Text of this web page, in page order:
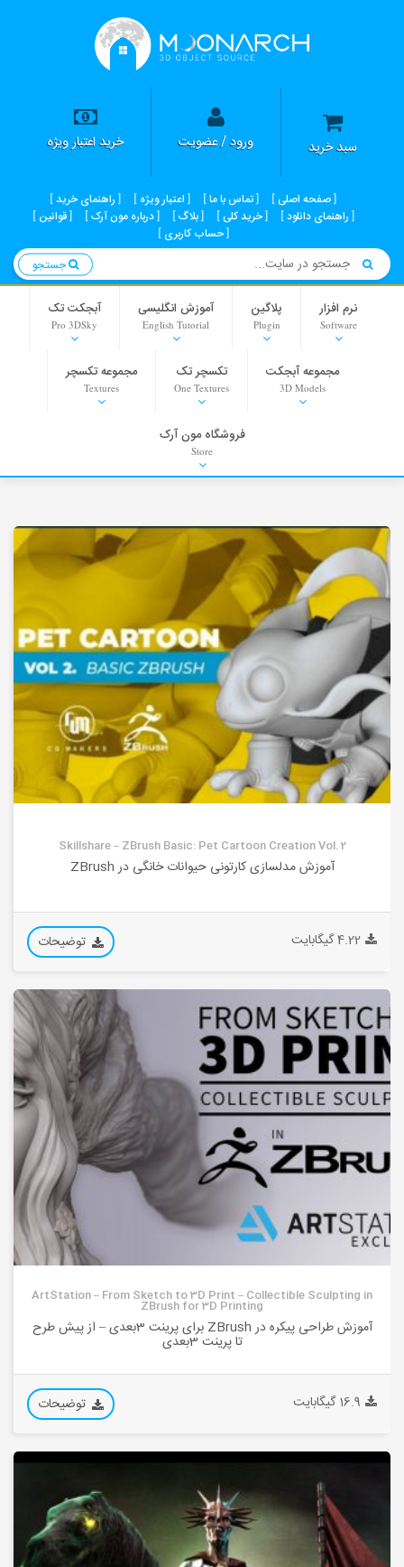
سبد خرید ورود / عضویت خرید اعتبار ویژه
صفحه اصلی تماس با ما اعتبار ویژه
راهنمای خرید
راهنمای دانلود
خرید کلی بلاگ درباره مون آرک
قوانین
حساب کاربری
نرم افزار
Software
پلاگین
Plugin
آموزش انگلیسی
English Tutorial
آبجکت تک
Pro 3DSky
مجموعه آبجکت
3D Models
تکسچر تک
One Textures
مجموعه تکسچر
Textures
PNG-PSD
Background
Stock Images
فروشگاه مون آرک
Store
Skillshare – ZBrush Basic: Pet Cartoon Creation Vol. 2
آموزش مدلسازی کارتونی حیوانات خانگی در ZBrush
4.22 گیگابایت توضیحات
ArtStation – From Sketch to 3D Print – Collectible Sculpting in
ZBrush for 3D Printing
آموزش طراحی پیکره در ZBrush برای پرینت 3بعدی – از پیش طرح
تا پرینت 3بعدی
16.9 گیگابایت توضیحات